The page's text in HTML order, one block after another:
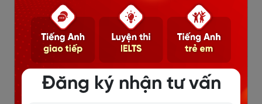
Đăng ký nhận tư vấn